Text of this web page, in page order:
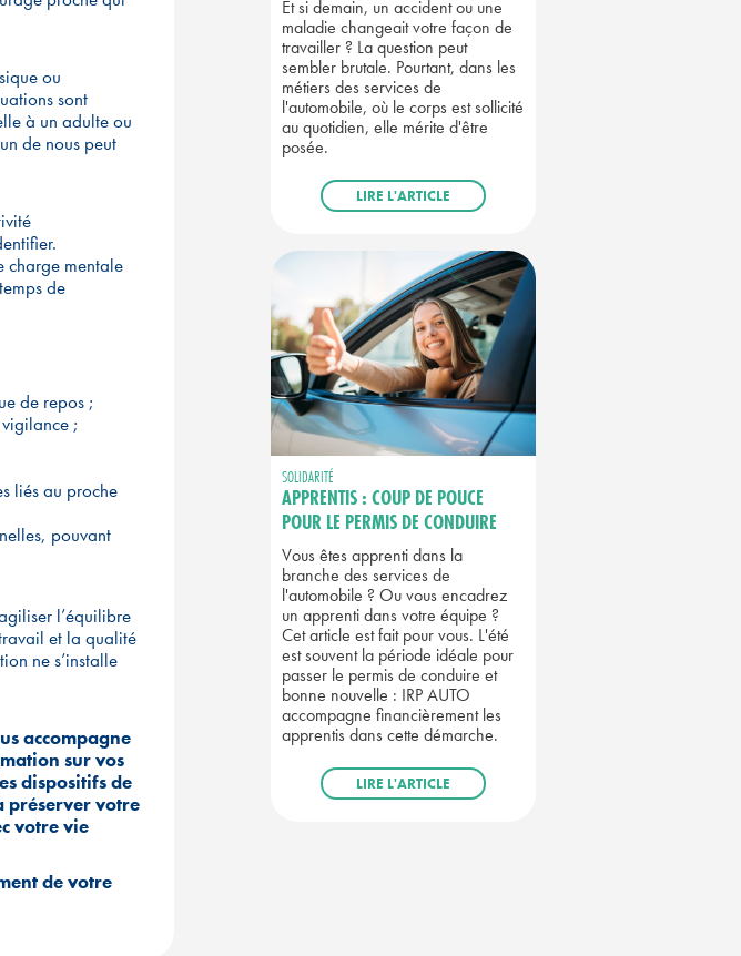
ou
sont
à un adulte ou
de nous peut
charge mentale
de
de repos ;
;
liés au proche
pouvant
l’équilibre
et la qualité
ne s’installe
accompagne
sur vos
dispositifs de
préserver votre
votre vie
de votre
Et si demain, un accident ou une
maladie changeait votre façon de
travailler ? La question peut
sembler brutale. Pourtant, dans les
métiers des services de
l'automobile, où le corps est sollicité
au quotidien, elle mérite d'être
posée.
LIRE L'ARTICLE
SOLIDARITÉ
APPRENTIS : COUP DE POUCE
POUR LE PERMIS DE CONDUIRE
Vous êtes apprenti dans la
branche des services de
l'automobile ? Ou vous encadrez
un apprenti dans votre équipe ?
Cet article est fait pour vous. L'été
est souvent la période idéale pour
passer le permis de conduire et
bonne nouvelle : IRP AUTO
accompagne financièrement les
apprentis dans cette démarche.
LIRE L'ARTICLE